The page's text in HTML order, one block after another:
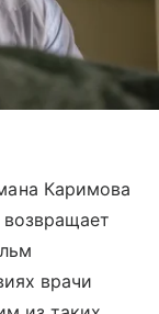
Каримова
врачи